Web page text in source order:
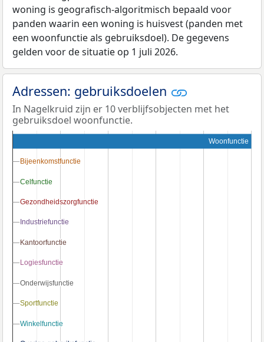
woning is geografisch-algoritmisch bepaald voor
panden waarin een woning is huisvest (panden met
een woonfunctie als gebruiksdoel). De gegevens
gelden voor de situatie op 1 juli 2026.
Adressen: gebruiksdoelen
In Nagelkruid zijn er 10 verblijfsobjecten met het
gebruiksdoel woonfunctie.
Woonfunctie
Bijeenkomstfunctie
Bijeenkomstfunctie
Celfunctie
Celfunctie
Gezondheidszorgfunctie
Gezondheidszorgfunctie
Industriefunctie
Industriefunctie
Kantoorfunctie
Kantoorfunctie
Logiesfunctie
Logiesfunctie
Onderwijsfunctie
Onderwijsfunctie
Sportfunctie
Sportfunctie
Winkelfunctie
Winkelfunctie